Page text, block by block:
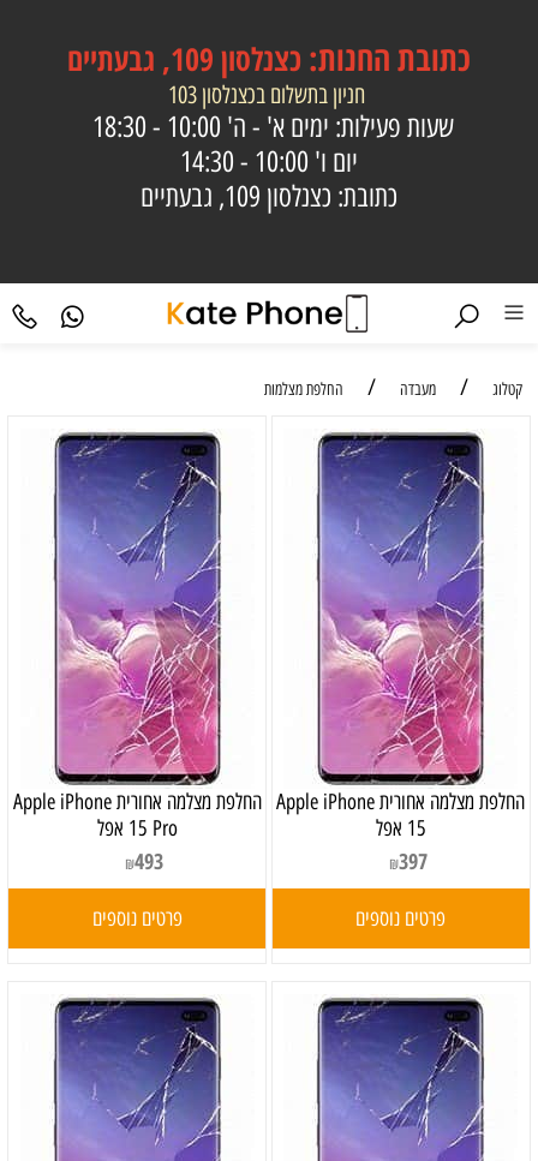
כתובתהחנות: כצנלסון 109, גבעתיים
חניון בתשלום בכצנלסון 103
שעות פעילות: ימים א' - ה' 10:00 - 18:30
יום ו' 10:00 - 14:30
כתובת: כצנלסון 109, גבעתיים
קטלוג / מעבדה / החלפת מצלמות
החלפת מצלמה אחורית Apple iPhone
15 אפל
₪397
פרטים נוספים
החלפת מצלמה אחורית Apple iPhone
15 Pro אפל
₪493
פרטים נוספים